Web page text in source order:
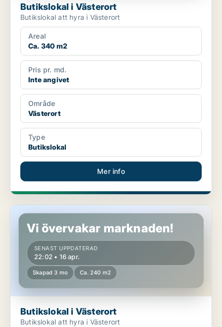
Butikslokal i Västerort
Butikslokal att hyra i Västerort
Areal
Ca. 340 m2
Pris pr. md.
Inte angivet
Område
Västerort
Type
Butikslokal
Mer info
Butikslokal i Västerort
Vi övervakar marknaden!
SENAST UPPDATERAD
22:02 • 16 apr.
Skapad 3 mo Ca. 240 m2
Butikslokal i Västerort
Butikslokal att hyra i Västerort